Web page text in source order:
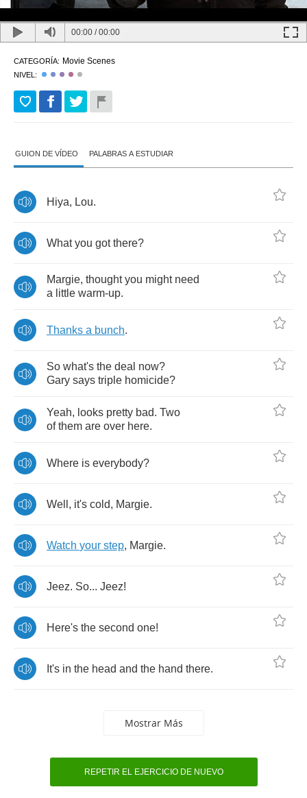
00:00 /00:00
CATEGORÍA: Movie Scenes
NIVEL:
GUION DE VÍDEO PALABRAS A ESTUDIAR
Hiya, Lou.
What you got there?
Margie, thought you might need
a little warm-up.
Thanks a bunch.
So what's the deal now?
Gary says triple homicide?
Yeah, looks pretty bad. Two
of them are over here.
Where is everybody?
Well , it's cold, Margie.
Watch your step, Margie.
Jeez. So... Jeez!
Here's the second one!
It's in the head and the hand there.
Mostrar Más
REPETIR EL EJERCICIO DE NUEVO